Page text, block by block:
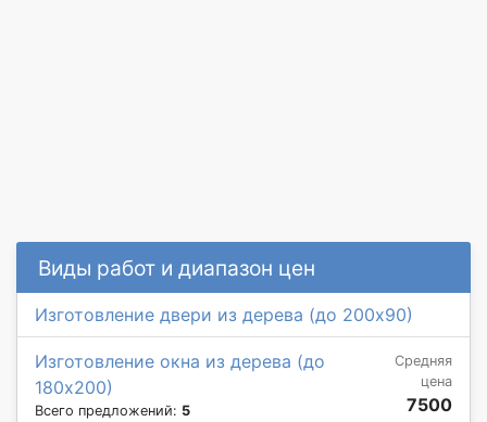
Виды работ и диапазон цен
Изготовление двери из дерева (до 200х90)
Изготовление окна из дерева (до
180х200)
Всего предложений: 5
Средняя
цена
7500